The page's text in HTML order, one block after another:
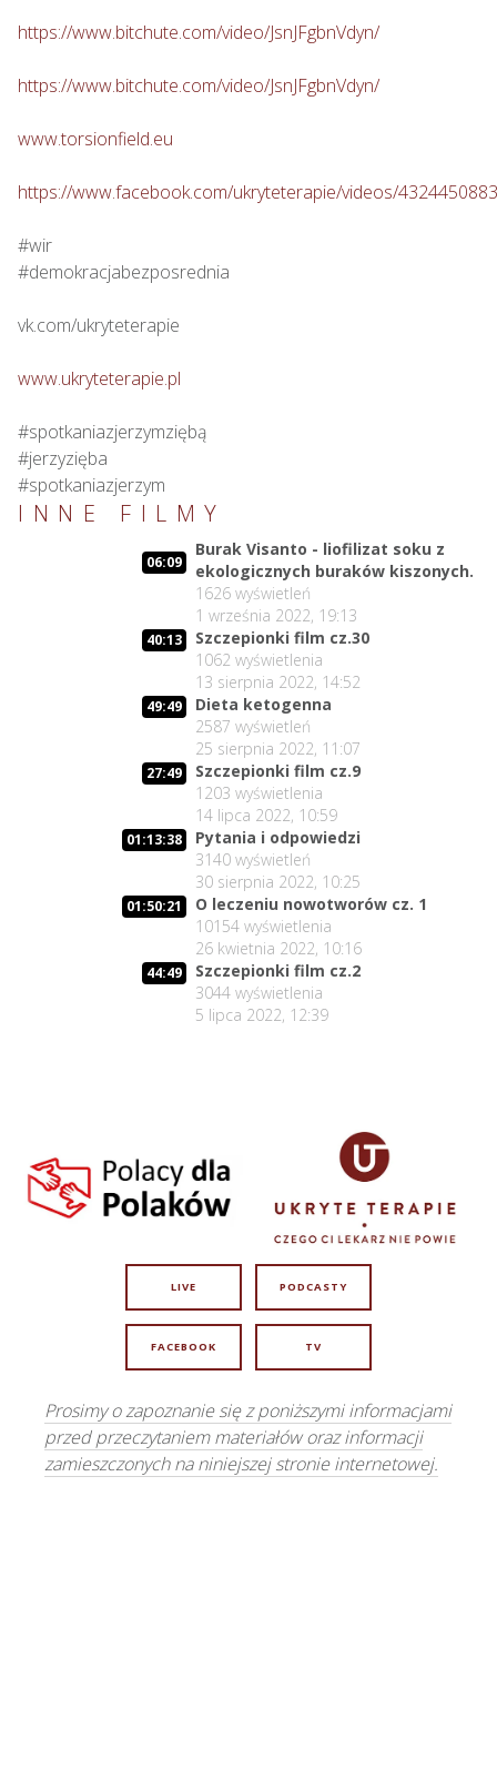
https://www.bitchute.com/video/JsnJFgbnVdyn/
https://www.bitchute.com/video/JsnJFgbnVdyn/
www.torsionfield.eu
https://www.facebook.com/ukryteterapie/videos/
#wir
#demokracjabezposrednia
vk.com/ukryteterapie
www.ukryteterapie.pl
#spotkaniazjerzymziębą
#jerzyzięba
#spotkaniazjerzym
INNE FILMY
06:09
Burak Visanto - liofilizat soku z
ekologicznych buraków kiszonych.
1626 wyświetleń
1 września 2022, 19:13
40:13
Szczepionki film cz.30
1062 wyświetlenia
13 sierpnia 2022, 14:52
49:49
Dieta ketogenna
2587 wyświetleń
25 sierpnia 2022, 11:07
27:49
Szczepionki film cz.9
1203 wyświetlenia
14 lipca 2022, 10:59
01:13:38
Pytania i odpowiedzi
3140 wyświetleń
30 sierpnia 2022, 10:25
01:50:21
O leczeniu nowotworów cz. 1
10154 wyświetlenia
26 kwietnia 2022, 10:16
44:49
Szczepionki film cz.2
3044 wyświetlenia
5 lipca 2022, 12:39
LIVE PODCASTY
FACEBOOK TV
Prosimy o zapoznanie się z poniższymi informacjami
przed przeczytaniem materiałów oraz informacji
zamieszczonych na niniejszej stronie internetowej.